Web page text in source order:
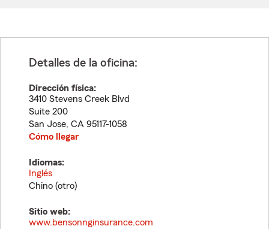
Detalles de la oficina:
Dirección física:
3410 Stevens Creek Blvd
Suite 200
San Jose, CA 95117-1058
Cómo llegar
Idiomas:
Inglés
Chino (otro)
Sitio web:
www.bensonnginsurance.com